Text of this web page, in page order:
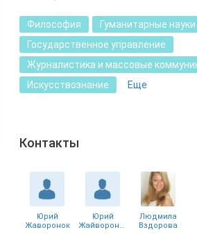
Философия
Гуманитарные науки
Государственное управление
Журналистика и массовые
Искусствознание
Еще
Контакты
Юрий
Жаворонок
Юрий
Жайворонок
Людмила
Вздорова